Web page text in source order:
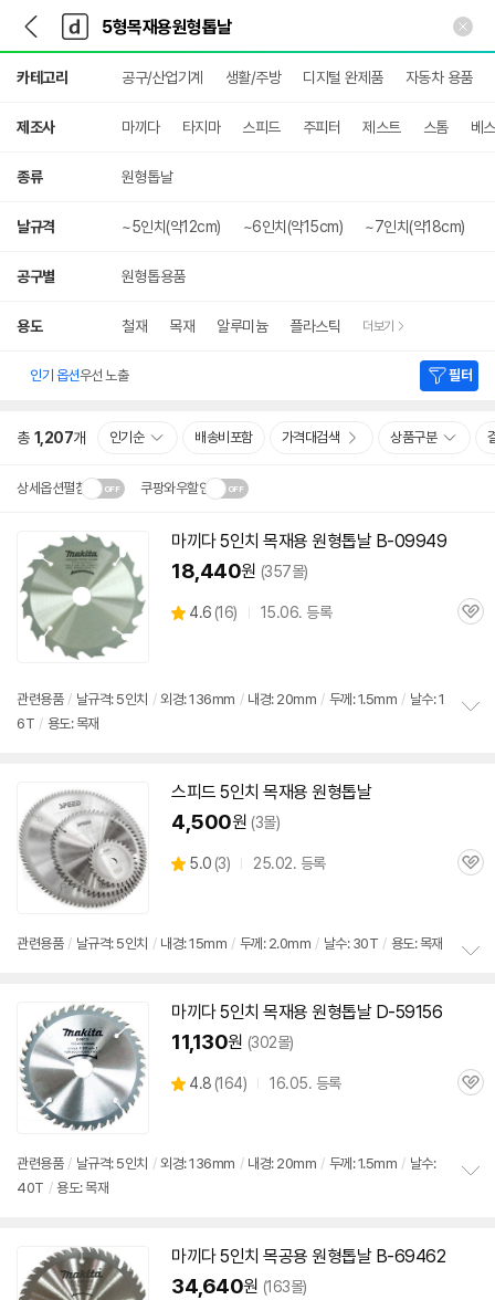
다
나
와
가
기
다
와
메
인
카테고리 공구/산업기계 생활/주방 디지털 완제품 자동차 용품
제조사 마끼다 타지마 스피드 주피터 제스트 스톰 베
종류 원형톱날
날규격 ~5인치(약12cm) ~6인치(약15cm) ~7인치(약18cm)
공구별 원형톱용품
용도 철재 목재 알루미늄 플라스틱 더보기
인기 옵션우선 노출 필터
총 1,207개 인기순 배송비포함 가격대검색 상품구분
상세옵션펼침 쿠팡와우할인
설치 환경·지역에 따라
배송·설치비가 달라집니다.
기
마끼다 5인치 목재용 원형톱날B-09949
18,440원 (357몰)
별
4.6 (상
16) 15.06. 등록
관
관련용품 / 날규격: 5인치 / 외경: 136mm / 내경: 20mm / 두께: 1.5mm / 날수: 1
6T / 용도: 목재
스피드 5인치 목재용 원형톱날
4,500원 (3몰)
별
5.0 (상
3) 25.02. 등록
관
관련용품 / 날규격: 5인치 / 내경: 15mm / 두께: 2.0mm / 날수: 30T / 용도: 목재
마끼다 5인치 목재용 원형톱날D-59156
11,130원 (302몰)
별
4.8 (상
164) 16.05. 등록
관
관련용품 / 날규격: 5인치 / 외경: 136mm / 내경: 20mm / 두께: 1.5mm / 날수:
40T / 용도: 목재
마끼다 5인치 목공용 원형톱날B-69462
34,640원 (163몰)